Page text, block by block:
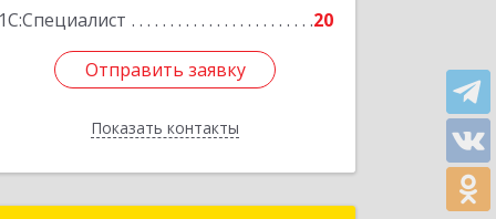
1С:Специалист
20
Отправить заявку
Показать контакты
Отправить заявку
Назад